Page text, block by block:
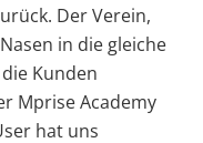
Der Verein,
in die gleiche
Kunden
Mprise Academy
hat uns